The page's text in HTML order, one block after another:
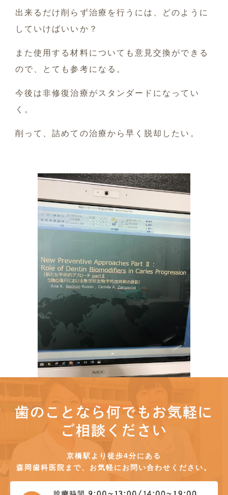
出来るだけ削らず治療を行うには、どのように
していけばいいか？
また使用する材料についても意見交換ができる
ので、とても参考になる。
今後は非修復治療がスタンダードになってい
く。
削って、詰めての治療から早く脱却したい。
歯のことなら何でもお気軽に
ご相談ください
京橋駅より徒歩4分にある
森岡歯科医院まで、お気軽にお問い合わせください。